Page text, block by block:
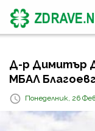
Д-р Димитър
МБАЛ
Понеделник, 26